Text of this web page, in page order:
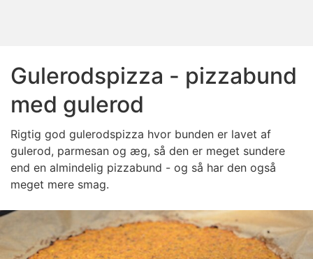
Gulerodspizza - pizzabund
med gulerod
Rigtig god gulerodspizza hvor bunden er lavet af
gulerod, parmesan og æg, så den er meget sundere
end en almindelig pizzabund - og så har den også
meget mere smag.